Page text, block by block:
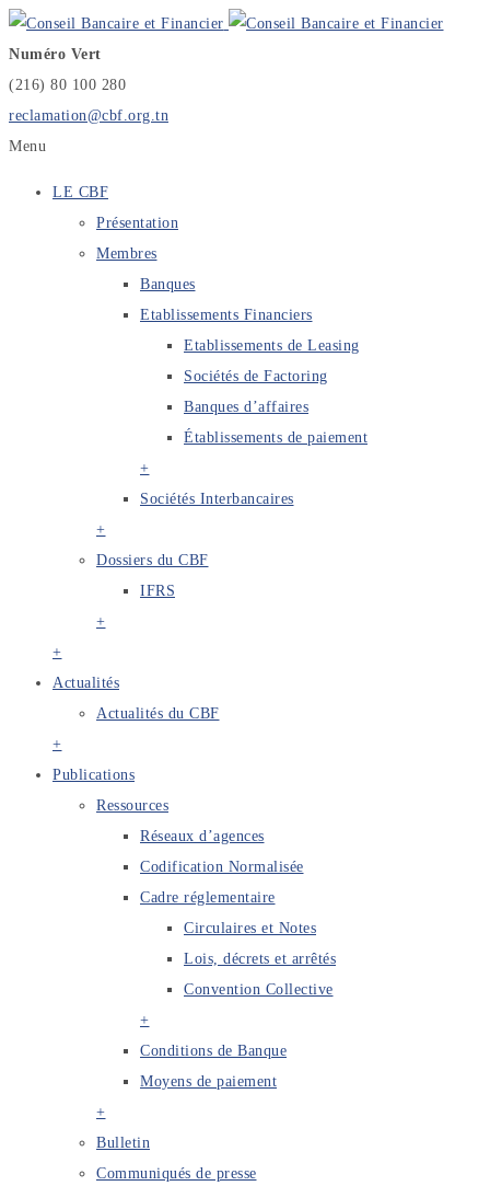
Numéro Vert
(216) 80 100 280
reclamation@cbf.org.tn
Menu
LE CBF
Présentation
Membres
Banques
Etablissements Financiers
Etablissements de Leasing
Sociétés de Factoring
Banques d’affaires
Établissements de paiement
+
Sociétés Interbancaires
+
Dossiers du CBF
IFRS
+
+
Actualités
Actualités du CBF
+
Publications
Ressources
Réseaux d’agences
Codification Normalisée
Cadre réglementaire
Circulaires et Notes
Lois, décrets et arrêtés
Convention Collective
+
Conditions de Banque
Moyens de paiement
+
Bulletin
Communiqués de presse